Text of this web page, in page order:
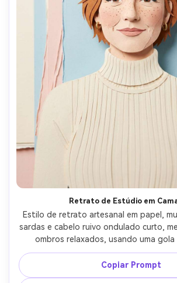
Retrato de Estúdio em
Estilo de retrato artesanal em papel,
sardas e cabelo ruivo ondulado curto,
ombros relaxados, usando uma gola
pequenos brincos de argola
estúdio feito de painéis de papel
empilhados, luz suave difusa com
Copiar Prompt